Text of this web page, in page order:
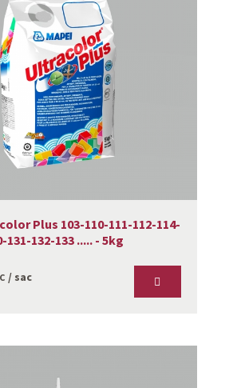
Plus 103-110-111-112-114-
131-132-133 ..... - 5kg
/ sac